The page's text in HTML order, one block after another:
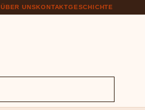
ÜBER UNSKONTAKTGESCHICHTE